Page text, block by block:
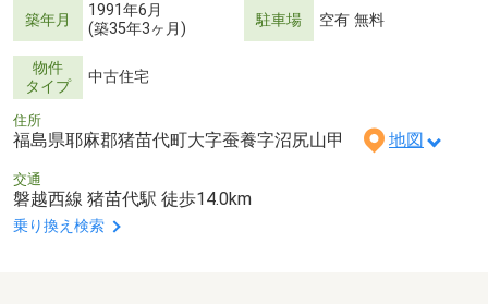
築年月
1991年6月
(築35年3ヶ月)
駐車場 空有 無料
物件
タイプ
中古住宅
住所
福島県耶麻郡猪苗代町大字蚕養字沼尻山甲 地図
交通
磐越西線 猪苗代駅 徒歩14.0km
乗り換え検索